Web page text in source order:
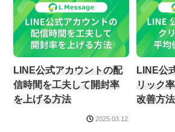
LINE公式アカウントの配
信時間を工夫して開封率
を上げる方法
2025.03.12
LINE公
リック
改善方